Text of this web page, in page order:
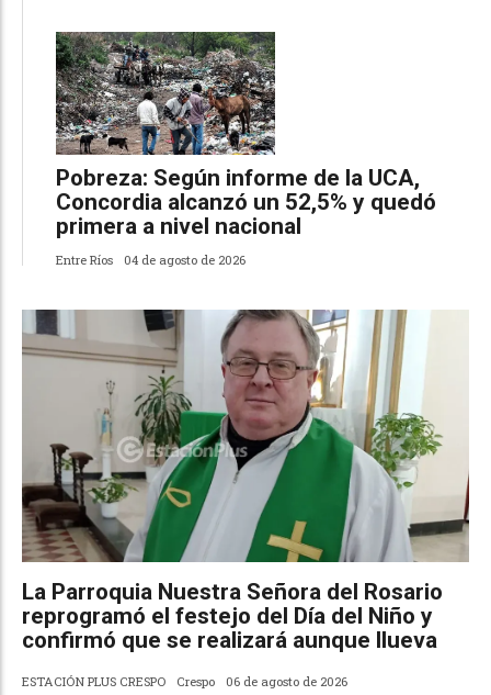
Pobreza: Según informe de la UCA,
Concordia alcanzó un 52,5% y quedó
primera a nivel nacional
Entre Ríos 04 de agosto de 2026
La Parroquia Nuestra Señora del Rosario
reprogramó el festejo del Día del Niño y
confirmó que se realizará aunque llueva
ESTACIÓN PLUS CRESPO Crespo 06 de agosto de 2026